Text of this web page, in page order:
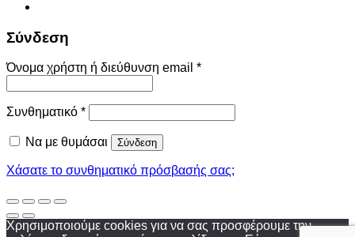
Σύνδεση
Όνομα χρήστη ή διεύθυνση email *Απαιτείται
Συνθηματικό *Απαιτείται
Να με θυμάσαι Σύνδεση
Χάσατε το συνθηματικό πρόσβασής σας;
Χρησιμοποιούμε cookies για να σας προσφέρουμε την